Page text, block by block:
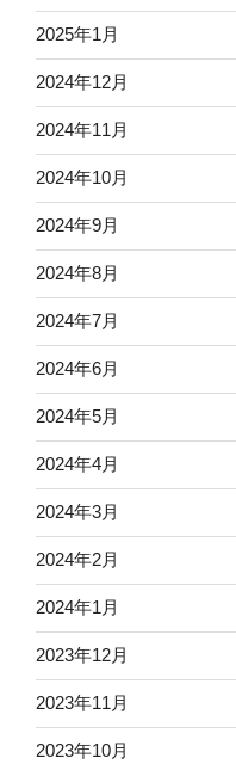
2025年1月
2024年12月
2024年11月
2024年10月
2024年9月
2024年8月
2024年7月
2024年6月
2024年5月
2024年4月
2024年3月
2024年2月
2024年1月
2023年12月
2023年11月
2023年10月